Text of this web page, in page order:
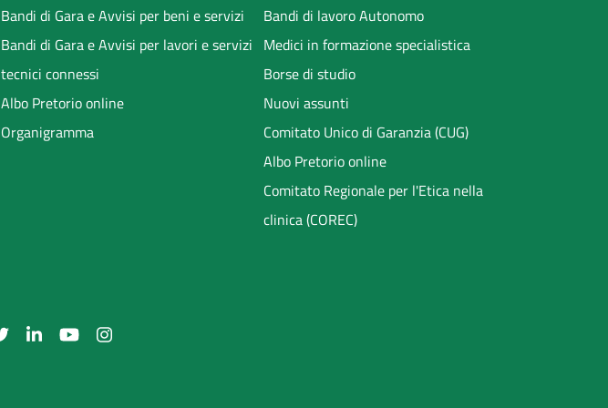
Bandi di Gara e Avvisi per beni e servizi
Bandi di Gara e Avvisi per lavori e servizi
tecnici connessi
Albo Pretorio online
Organigramma
Bandi di lavoro Autonomo
Medici in formazione specialistica
Borse di studio
Nuovi assunti
Comitato Unico di Garanzia (CUG)
Albo Pretorio online
Comitato Regionale per l'Etica nella
clinica (COREC)